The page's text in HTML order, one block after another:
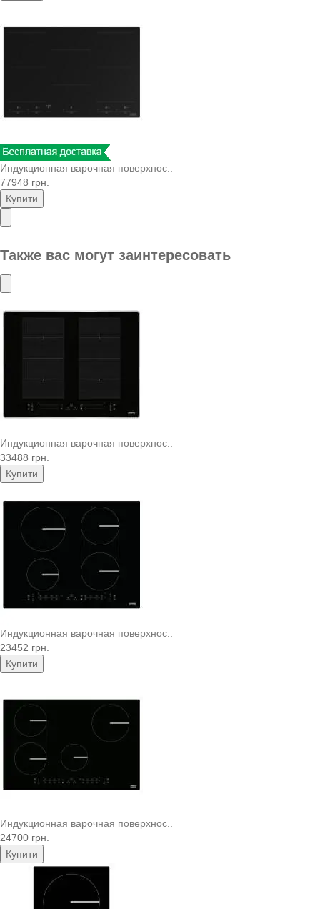
Индукционная варочная поверхнос..
77948 грн.
Купити
Также вас могут заинтересовать
Индукционная варочная поверхнос..
33488 грн.
Купити
Индукционная варочная поверхнос..
23452 грн.
Купити
Индукционная варочная поверхнос..
24700 грн.
Купити